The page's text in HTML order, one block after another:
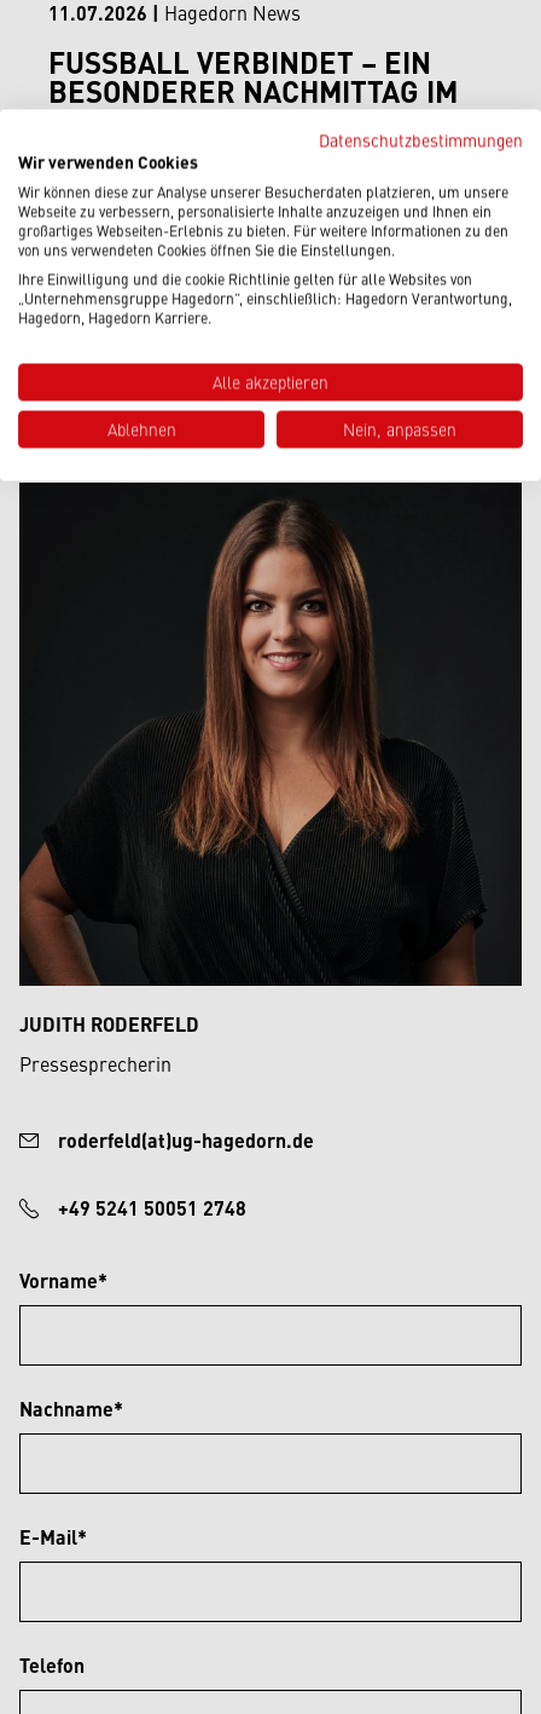
11.07.2026 | Hagedorn News
FUSSBALL VERBINDET – EIN B
ESONDERER NACHMITTAG IM H
EIDEWALD
Beitrag lesen
DU HAST EINE FRAGE?
SPRICH UNS GERNE AN
JUDITH RODERFELD
Pressesprecherin
roderfeld(at)ug-hagedorn.de
+49 5241 50051 2748
Vorname*
Nachname*
E-Mail*
Telefon
Datenschutzbestimmungen
Wir verwenden Cookies
Wir können diese zur Analyse unserer Besucherdaten platzieren, um unsere
Webseite zu verbessern, personalisierte Inhalte anzuzeigen und Ihnen ein
großartiges Webseiten-Erlebnis zu bieten. Für weitere Informationen zu den
von uns verwendeten Cookies öffnen Sie die Einstellungen.
Ihre Einwilligung und die cookie Richtlinie gelten für alle Websites von
„Unternehmensgruppe Hagedorn“, einschließlich: Hagedorn Verantwortung,
Hagedorn, Hagedorn Karriere.
Alle akzeptieren
Ablehnen Nein, anpassen